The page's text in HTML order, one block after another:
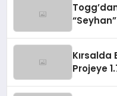
Kırsalda
Projeye